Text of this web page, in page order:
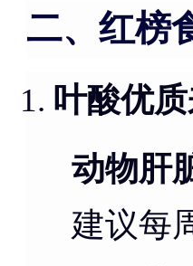
二、红榜
叶酸优
动物肝
建议每